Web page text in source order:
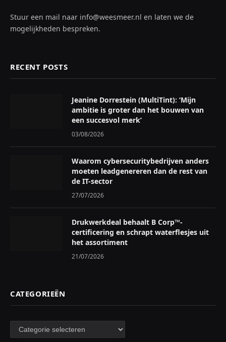
Stuur een mail naar info@weesmeer.nl en laten we de
mogelijkheden bespreken.
RECENT POSTS
Jeanine Dorrestein (MultiTint): ‘Mijn
ambitie is groter dan het bouwen van
een succesvol merk’
03/08/2026
Waarom cybersecuritybedrijven anders
moeten leadgenereren dan de rest van
de IT-sector
27/07/2026
Drukwerkdeal behaalt B Corp™-
certificering en schrapt waterflesjes uit
het assortiment
21/07/2026
CATEGORIEËN
Categorieën